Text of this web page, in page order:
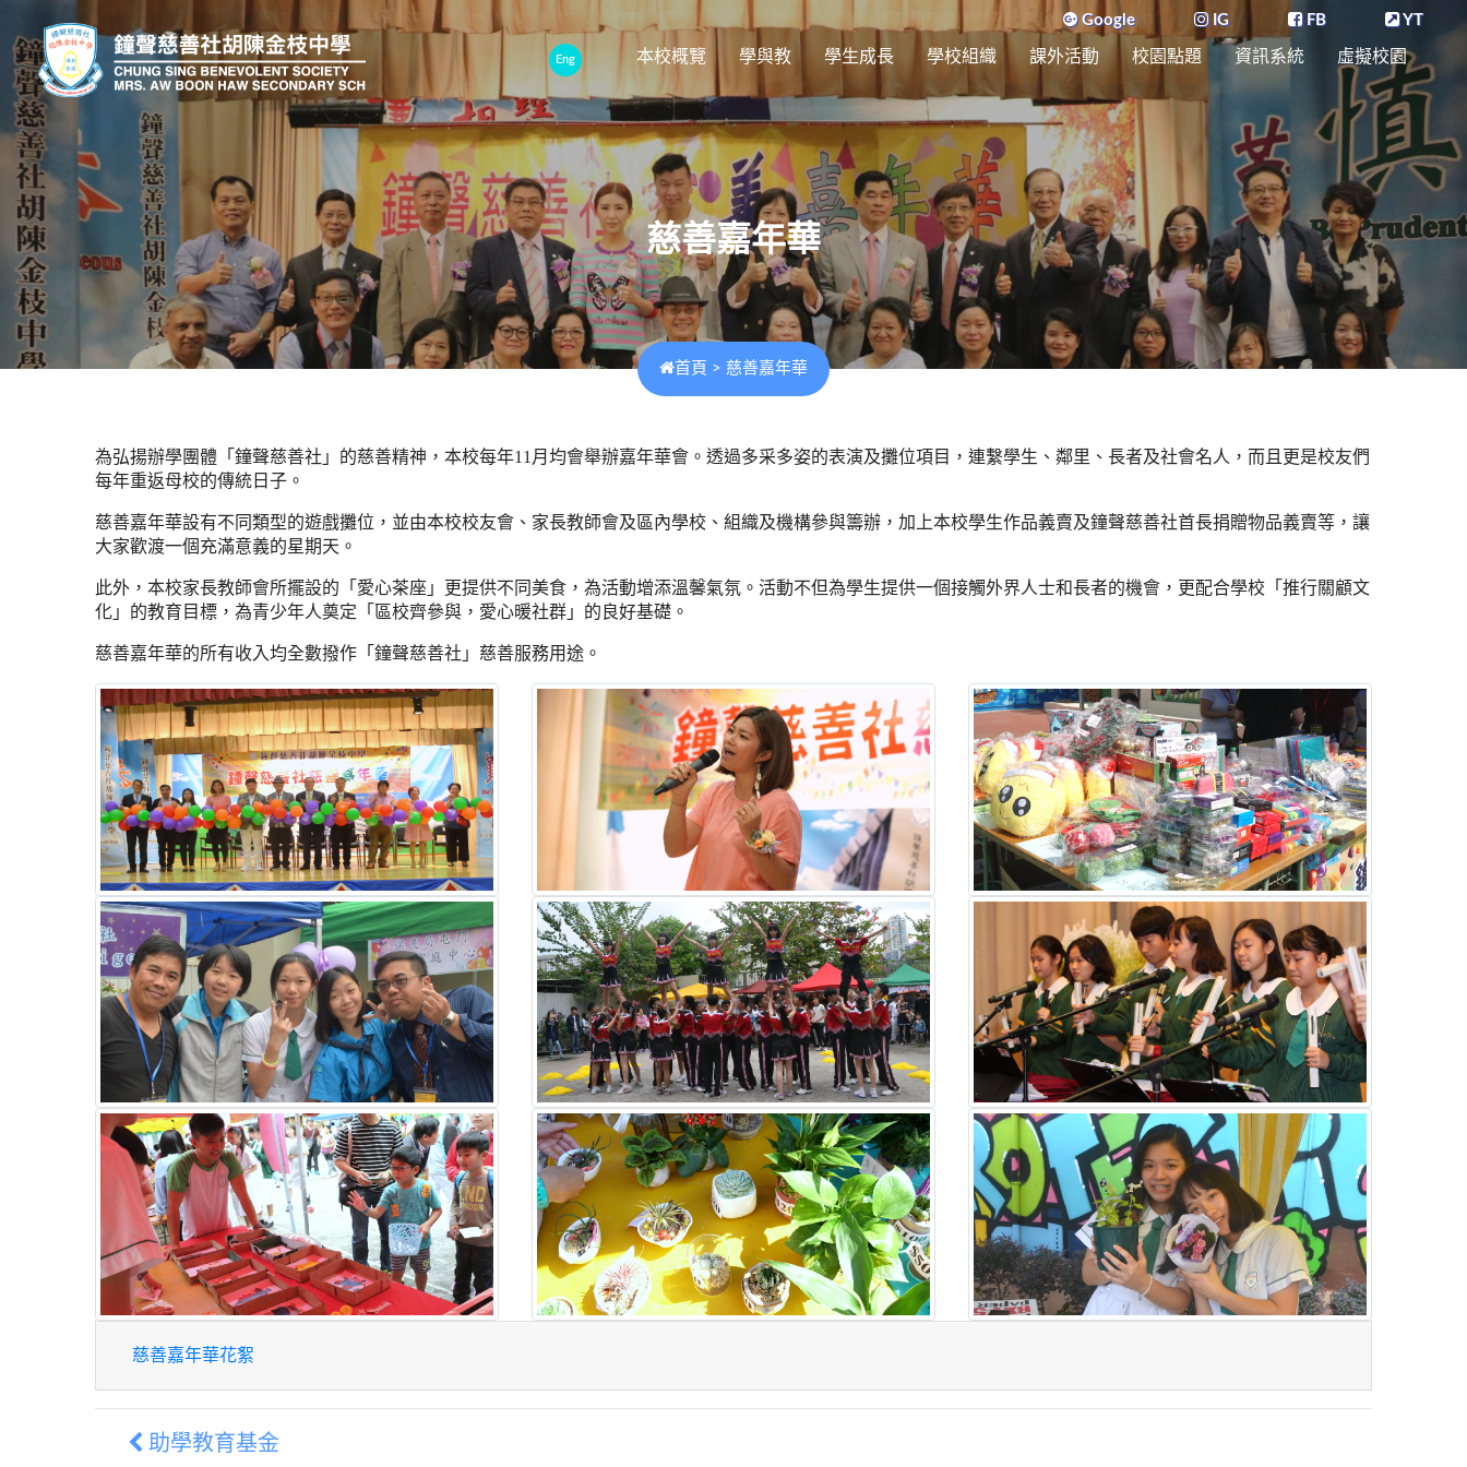
Eng 本校概覽 學與教 學生成長 學校組織 課外活動 校園點題 資訊系統 虛擬校園
Google IG FB YT
慈善嘉年華
首頁 > 慈善嘉年華
為弘揚辦學團體「鐘聲慈善社」的慈善精神，本校每年11 月均會舉辦嘉年華會。透過多采多姿的表演及攤位項目，連繫學生、鄰里、長者及社會名人，而且更是校友們
每年重返母校的傳統日子。
慈善嘉年華設有不同類型的遊戲攤位，並由本校校友會、家長教師會及區內學校、組織及機構參與籌辦，加上本校學生作品義賣及鐘聲慈善社首長捐贈物品義賣等，讓
大家歡渡一個充滿意義的星期天。
此外，本校家長教師會所擺設的「愛心茶座」更提供不同美食，為活動增添溫馨氣氛。活動不但為學生提供一個接觸外界人士和長者的機會，更配合學校「推行關顧文
化」的教育目標，為青少年人奠定「區校齊參與，愛心暖社群」的良好基礎。
慈善嘉年華的所有收入均全數撥作「鐘聲慈善社」慈善服務用途。
慈善嘉年華花絮
助學教育基金